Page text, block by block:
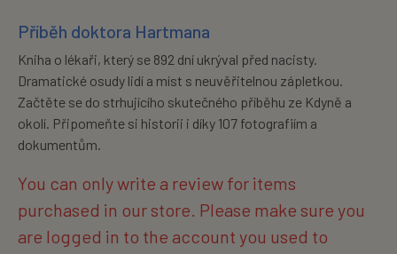
Příběh doktora Hartmana
Kniha o lékaři, který se 892 dní ukrýval před nacisty.
Dramatické osudy lidí a míst s neuvěřitelnou zápletkou.
Začtěte se do strhujícího skutečného příběhu ze Kdyně a
okolí. Připomeňte si historii i díky 107 fotografiím a
dokumentům.
You can only write a review for items
purchased in our store. Please make sure you
are logged in to the account you used to